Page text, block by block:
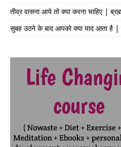
तीव्र वासना आये तो क्या करना चाहिए |
सुबह उठने के बाद आपको क्या याद आता है |